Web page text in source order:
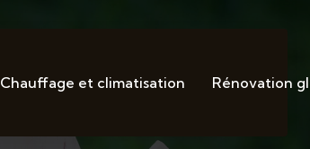
Chauffage et climatisation Rénovation